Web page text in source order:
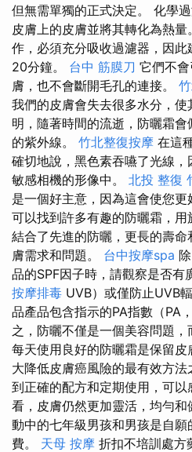
但無需單獨的正式決定。 化學
皮膚上的皮膚並將其轉化為熱量
作，必須充分吸收過濾器，因
20分鐘。 台中 筋膜刀 它們不
膚，也不會斷開毛孔的連接。
我們的皮膚會失去很多水分，
明，隨著時間的流逝，防曬霜
的紫外線。 竹北整復按摩 在這
確切地說，黑色素吞嚥了光線
敏感相機的形像中。 北投 整復
是一個好主意，因為這會使您
可以找到許多有趣的防曬霜，
結合了先進的防曬，更長的壽
膚需求和問題。 台中按摩spa
品的SPF因子時，請觀察是否有
按摩排毒 UVB）或僅防止UVB
品產品包含指示的PA指數（PA
之，防曬不僅是一個美容問題，
每天使用良好的防曬霜是保留
大降低皮膚癌風險的最有效方
到正確的配方和定期使用，可
看，皮膚仍然更加靈活，均勻
動中的七年級男孩和男孩是自
費。 天母 按摩 折扣不培訓處方